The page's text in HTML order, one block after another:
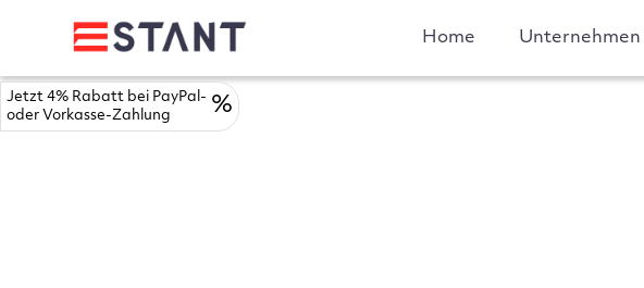
Jetzt 4% Rabatt bei PayPal-
oder Vorkasse-Zahlung
%
Home Unternehmen